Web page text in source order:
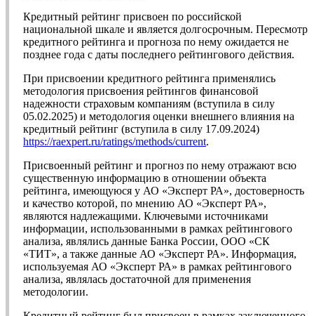
Кредитный рейтинг присвоен по российской
национальной шкале и является долгосрочным. Пересмотр
кредитного рейтинга и прогноза по нему ожидается не
позднее года с даты последнего рейтингового действия.
При присвоении кредитного рейтинга применялись
методология присвоения рейтингов финансовой
надежности страховым компаниям (вступила в силу
05.02.2025) и методология оценки внешнего влияния на
кредитный рейтинг (вступила в силу 17.09.2024)
https://raexpert.ru/ratings/methods/current.
Присвоенный рейтинг и прогноз по нему отражают всю
существенную информацию в отношении объекта
рейтинга, имеющуюся у АО «Эксперт РА», достоверность
и качество которой, по мнению АО «Эксперт РА»,
являются надлежащими. Ключевыми источниками
информации, использованными в рамках рейтингового
анализа, являлись данные Банка России, ООО «СК
«ТИТ», а также данные АО «Эксперт РА». Информация,
используемая АО «Эксперт РА» в рамках рейтингового
анализа, являлась достаточной для применения
методологии.